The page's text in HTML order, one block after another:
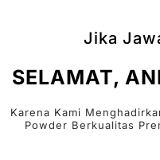
Jika
SELAMAT,
Karena Kami
Powder Berkualitas